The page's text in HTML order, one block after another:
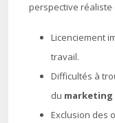
perspective réaliste
Licenciement
travail.
Difficultés à
du
Exclusion des